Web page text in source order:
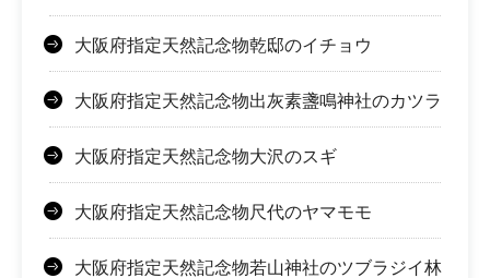
大阪府指定天然記念物乾邸のイチョウ
大阪府指定天然記念物出灰素盞鳴神社のカツラ
大阪府指定天然記念物大沢のスギ
大阪府指定天然記念物尺代のヤマモモ
大阪府指定天然記念物若山神社のツブラジイ林